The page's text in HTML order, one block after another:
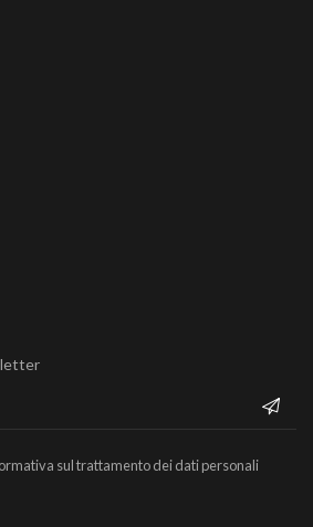
sul trattamento dei dati personali